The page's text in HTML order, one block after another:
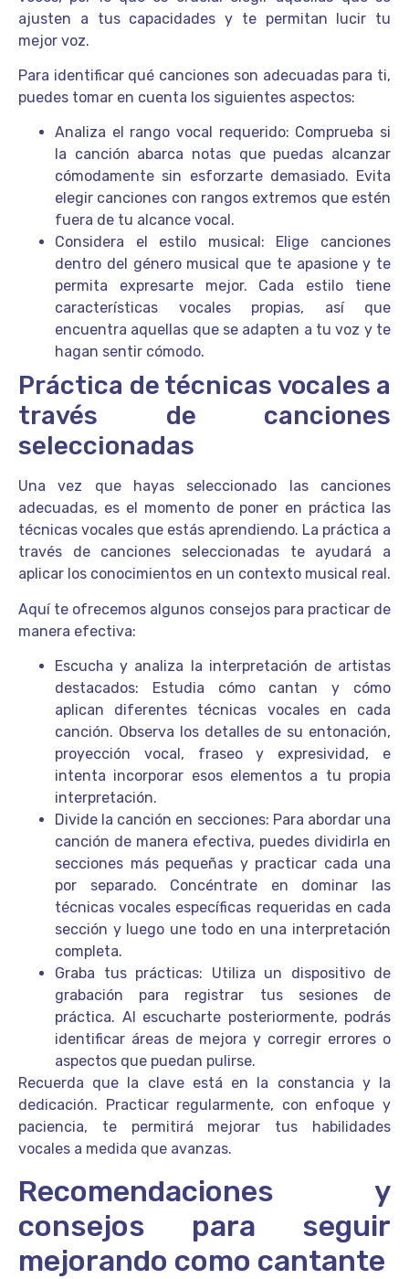
ajusten a tus capacidades y te permitan lucir tu
mejor voz.
Para identificar qué canciones son adecuadas para ti,
puedes tomar en cuenta los siguientes aspectos:
Analiza el rango vocal requerido: Comprueba si
la canción abarca notas que puedas alcanzar
cómodamente sin esforzarte demasiado. Evita
elegir canciones con rangos extremos que estén
fuera de tu alcance vocal.
Considera el estilo musical: Elige canciones
dentro del género musical que te apasione y te
permita expresarte mejor. Cada estilo tiene
características vocales propias, así que
encuentra aquellas que se adapten a tu voz y te
hagan sentir cómodo.
Práctica de técnicas vocales a
través de canciones
seleccionadas
Una vez que hayas seleccionado las canciones
adecuadas, es el momento de poner en práctica las
técnicas vocales que estás aprendiendo. La práctica a
través de canciones seleccionadas te ayudará a
aplicar los conocimientos en un contexto musical real.
Aquí te ofrecemos algunos consejos para practicar de
manera efectiva:
Escucha y analiza la interpretación de artistas
destacados: Estudia cómo cantan y cómo
aplican diferentes técnicas vocales en cada
canción. Observa los detalles de su entonación,
proyección vocal, fraseo y expresividad, e
intenta incorporar esos elementos a tu propia
interpretación.
Divide la canción en secciones: Para abordar una
canción de manera efectiva, puedes dividirla en
secciones más pequeñas y practicar cada una
por separado. Concéntrate en dominar las
técnicas vocales específicas requeridas en cada
sección y luego une todo en una interpretación
completa.
Graba tus prácticas: Utiliza un dispositivo de
grabación para registrar tus sesiones de
práctica. Al escucharte posteriormente, podrás
identificar áreas de mejora y corregir errores o
aspectos que puedan pulirse.
Recuerda que la clave está en la constancia y la
dedicación. Practicar regularmente, con enfoque y
paciencia, te permitirá mejorar tus habilidades
vocales a medida que avanzas.
Recomendaciones y
consejos para seguir
mejorando como cantante